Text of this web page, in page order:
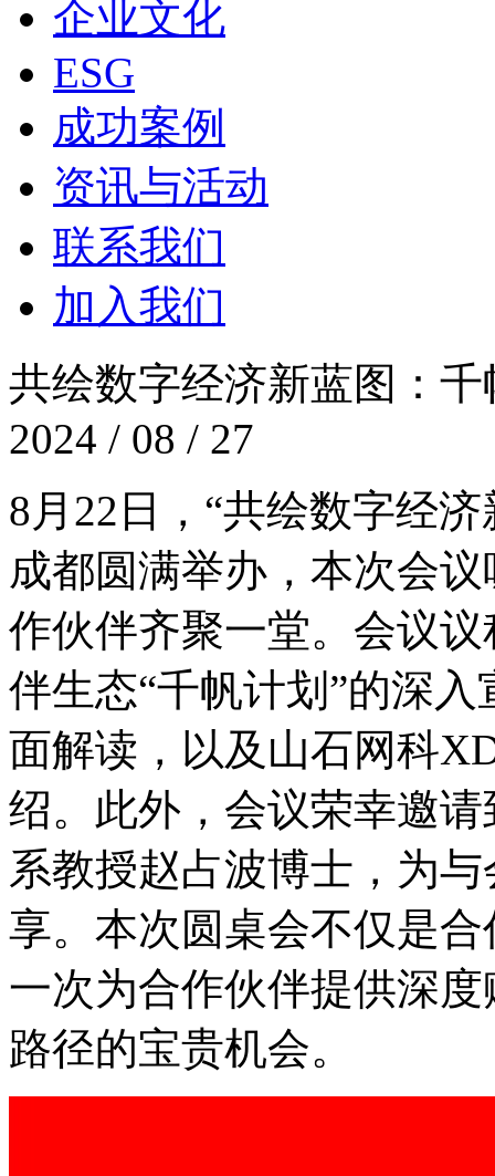
企业文化
ESG
成功案例
资讯与活动
联系我们
加入我们
共绘数字经济新蓝图
2024 / 08 / 27
8月22日，“共绘数字
成都圆满举办，本次
作伙伴齐聚一堂。会议
伴生态“千帆计划”的深入
面解读，以及山石网
绍。此外，会议荣幸
系教授赵占波博士，
享。本次圆桌会不仅是合
一次为合作伙伴提供深度
路径的宝贵机会。